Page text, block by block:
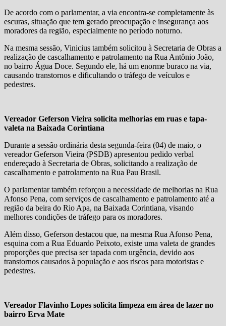
De acordo com o parlamentar, a via encontra-se completamente às
escuras, situação que tem gerado preocupação e insegurança aos
moradores da região, especialmente no período noturno.
Na mesma sessão, Vinicius também solicitou à Secretaria de Obras a
realização de cascalhamento e patrolamento na Rua Antônio João,
no bairro Água Doce. Segundo ele, há um enorme buraco na via,
causando transtornos e dificultando o tráfego de veículos e
pedestres.
Vereador Geferson Vieira solicita melhorias em ruas e tapa-
valeta na Baixada Corintiana
Durante a sessão ordinária desta segunda-feira (04) de maio, o
vereador Geferson Vieira (PSDB) apresentou pedido verbal
endereçado à Secretaria de Obras, solicitando a realização de
cascalhamento e patrolamento na Rua Pau Brasil.
O parlamentar também reforçou a necessidade de melhorias na Rua
Afonso Pena, com serviços de cascalhamento e patrolamento até a
região da beira do Rio Apa, na Baixada Corintiana, visando
melhores condições de tráfego para os moradores.
Além disso, Geferson destacou que, na mesma Rua Afonso Pena,
esquina com a Rua Eduardo Peixoto, existe uma valeta de grandes
proporções que precisa ser tapada com urgência, devido aos
transtornos causados à população e aos riscos para motoristas e
pedestres.
Vereador Flavinho Lopes solicita limpeza em área de lazer no
bairro Erva Mate